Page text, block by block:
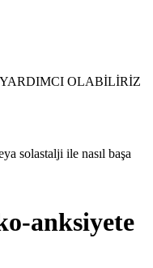
OLABİLİRİZ
solastalji ile nasıl başa
anksiyete